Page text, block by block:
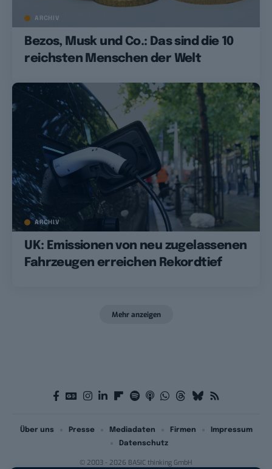
ARCHIV
Bezos, Musk und Co.: Das sind die 10
reichsten Menschen der Welt
ARCHIV
UK: Emissionen von neu zugelassenen
Fahrzeugen erreichen Rekordtief
Mehr anzeigen
© 2003 - 2026 BASIC thinking GmbH
Über uns Presse Mediadaten Firmen
Impressum
Datenschutz